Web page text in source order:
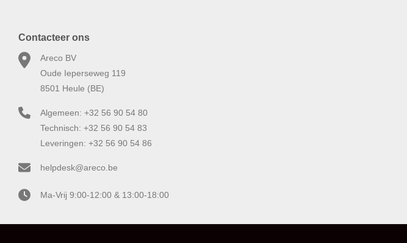
Contacteer ons
Areco BV
Oude Ieperseweg 119
8501 Heule (BE)
Algemeen: +32 56 90 54 80
Technisch: +32 56 90 54 83
Leveringen: +32 56 90 54 86
helpdesk@areco.be
Ma-Vrij 9:00-12:00 & 13:00-18:00